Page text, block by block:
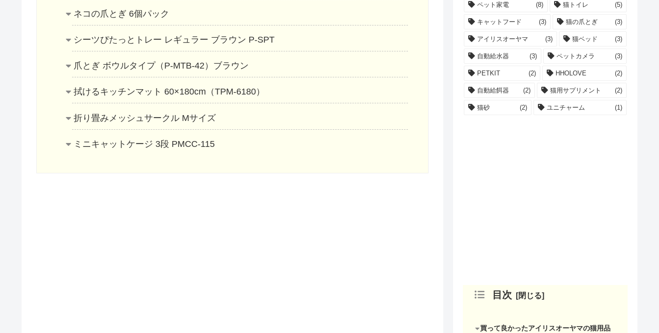
ネコの爪とぎ 6個パック
シーツぴたっとトレー レギュラー ブラウン P-SPT
爪とぎ ボウルタイプ（P-MTB-42）ブラウン
拭けるキッチンマット 60×180cm（TPM-6180）
折り畳みメッシュサークル Mサイズ
ミニキャットケージ 3段 PMCC-115
ペット家電 (8) 猫トイレ (5)
キャットフード (3) 猫の爪とぎ (3)
アイリスオーヤマ (3) 猫ベッド (3)
自動給水器 (3) ペットカメラ (3)
PETKIT (2) HHOLOVE (2)
自動給餌器 (2) 猫用サプリメント (2)
猫砂 (2) ユニチャーム (1)
目次
買って良かったアイリスオーヤマの猫用品